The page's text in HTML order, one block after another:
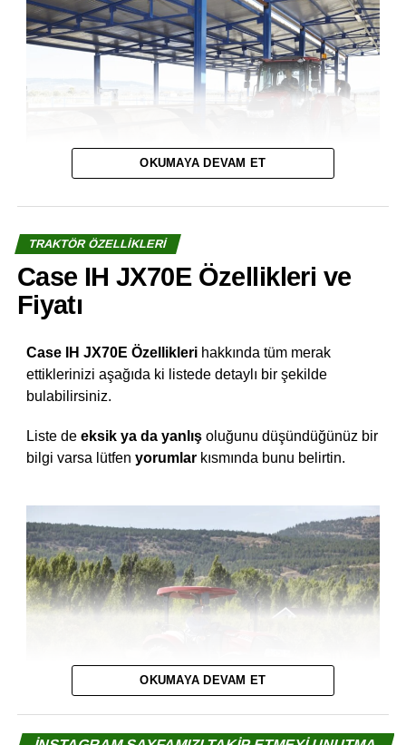
OKUMAYA DEVAM ET
TRAKTÖR ÖZELLIKLERI
Case IH JX70E Özellikleri ve
Fiyatı
Case IH JX70E Özelliklerihakkında tüm merak
ettiklerinizi aşağıda ki listede detaylı bir şekilde
bulabilirsiniz.
Liste de eksik ya da yanlışoluğunu düşündüğünüz bir
bilgi varsa lütfen yorumlarkısmında bunu belirtin.
OKUMAYA DEVAM ET